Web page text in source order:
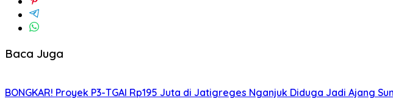
Baca Juga
BONGKAR! Proyek P3-TGAI Rp195 Juta di Jatigreges Nganjuk Diduga Jadi Ajang